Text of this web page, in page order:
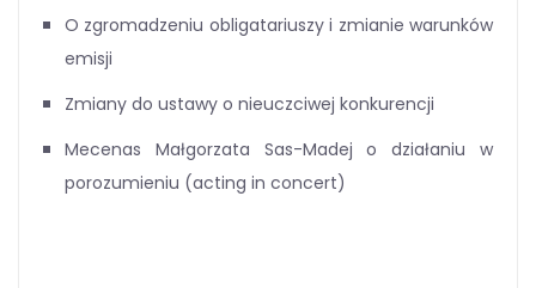
O zgromadzeniu obligatariuszy i zmianie warunków
emisji
Zmiany do ustawy o nieuczciwej konkurencji
Mecenas Małgorzata Sas-Madej o działaniu w
porozumieniu (acting in concert)